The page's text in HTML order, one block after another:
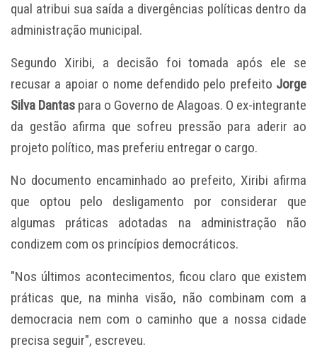
qual atribui sua saída a divergências políticas dentro da
administração municipal.
Segundo Xiribi, a decisão foi tomada após ele se
recusar a apoiar o nome defendido pelo prefeito Jorge
Silva Dantas para o Governo de Alagoas. O ex-integrante
da gestão afirma que sofreu pressão para aderir ao
projeto político, mas preferiu entregar o cargo.
No documento encaminhado ao prefeito, Xiribi afirma
que optou pelo desligamento por considerar que
algumas práticas adotadas na administração não
condizem com os princípios democráticos.
"Nos últimos acontecimentos, ficou claro que existem
práticas que, na minha visão, não combinam com a
democracia nem com o caminho que a nossa cidade
precisa seguir", escreveu.